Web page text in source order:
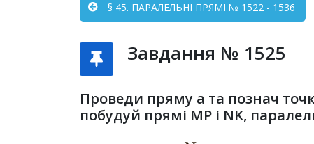
§ 45. ПАРАЛЕЛЬНІ ПРЯМІ № 1522 - 1536
Завдання № 1525
Проведи пряму а та познач
побудуй прямі МР і NK,